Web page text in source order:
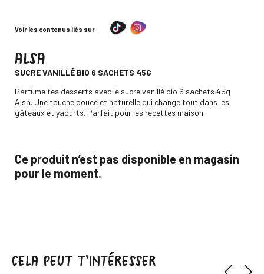
Voir les contenus liés sur
ALSA
SUCRE VANILLÉ BIO 6 SACHETS 45G
Descripción
Parfume tes desserts avec le sucre vanillé bio 6 sachets 45g
Alsa. Une touche douce et naturelle qui change tout dans les
gâteaux et yaourts. Parfait pour les recettes maison.
Ce produit n’est pas disponible en magasin
pour le moment.
CELA PEUT T’INTÉRESSER